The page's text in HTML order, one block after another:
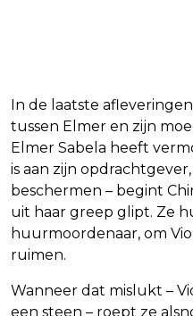
In de laatste
tussen Elmer en zijn
Elmer Sabela heeft
is aan zijn
beschermen – begint
uit haar greep glipt. Ze
huurmoordenaar, om
ruimen.
Wanneer dat mislukt –
een steen – roept ze